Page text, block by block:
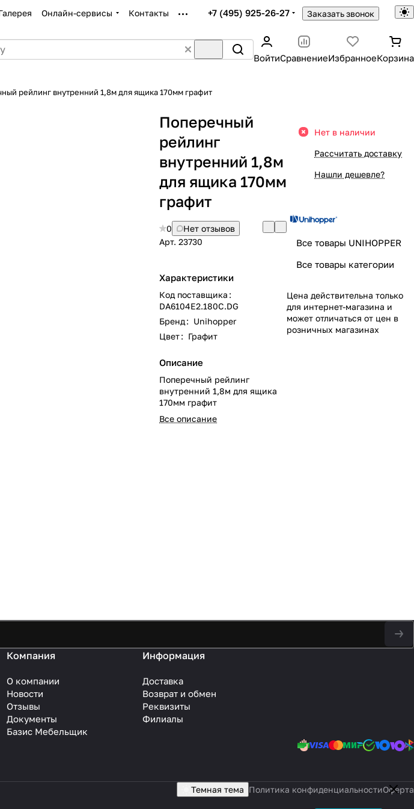
Онлайн-сервисы Контакты +7 (495) 925-26-27 Заказать звонок
ВойтиСравнениеИзбранноеКорзина
рейлинг внутренний 1,8м для ящика 170мм графит
Поперечный
рейлинг
внутренний 1,8м
для ящика 170мм
графит
0
Нет отзывов
Арт. 23730
Характеристики
Код поставщика :
DA6104E2.180C.DG
Бренд: Unihopper
Цвет: Графит
Описание
Поперечный рейлинг
внутренний 1,8м для ящика
170мм графит
Все описание
Нет в наличии
Рассчитать доставку
Нашли дешевле?
Все товары UNIHOPPER
Все товары категории
Цена действительна только
для интернет-магазина и
может отличаться от цен в
розничных магазинах
Компания
О компании
Новости
Отзывы
Документы
Базис Мебельщик
Информация
Доставка
Возврат и обмен
Реквизиты
Филиалы
Темная тема Политика конфиденциальностиОферта